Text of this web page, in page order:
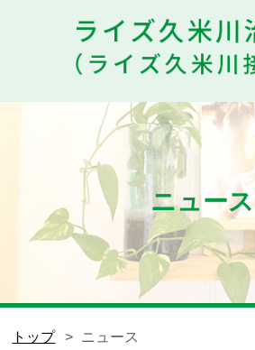
料金・メニュー
初めての方へ
他院との違い
患者様の声
ニュース
トップ ニュース